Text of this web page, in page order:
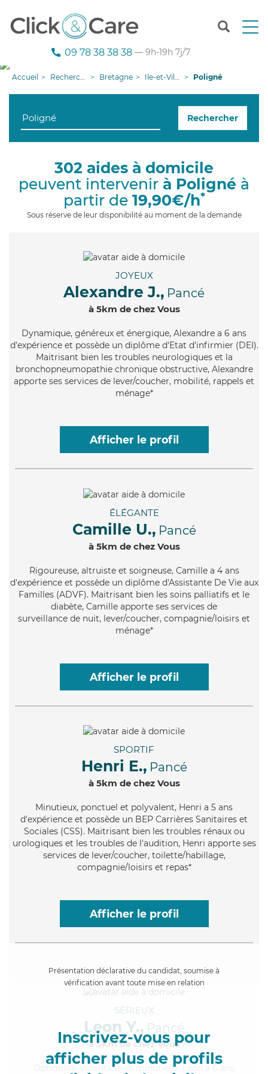
T
n
g
09 78 38 38 38 — 9h-19h 7j/7
Accueil Recherche aide à domicile Bretagne Ile-et-Vilaine Poligné
Rechercher
302 aides à domicile
peuvent intervenir à Poligné à
partir de 19,90€/h*
Sous réserve de leur disponibilité au moment de la demande
JOYEUX
Alexandre J., Pancé
à 5km de chez Vous
Dynamique, généreux et énergique, Alexandre a 6 ans
d'expérience et possède un diplôme d'Etat d'infirmier (DEI).
Maitrisant bien les troubles neurologiques et la
bronchopneumopathie chronique obstructive, Alexandre
apporte ses services de lever/coucher, mobilité, rappels et
ménage*
Afficher le profil
ÉLÉGANTE
Camille U., Pancé
à 5km de chez Vous
Rigoureuse, altruiste et soigneuse, Camille a 4 ans
d'expérience et possède un diplôme d'Assistante De Vie aux
Familles (ADVF). Maitrisant bien les soins palliatifs et le
diabète, Camille apporte ses services de
surveillance de nuit, lever/coucher, compagnie/loisirs et
ménage*
Afficher le profil
SPORTIF
Henri E., Pancé
à 5km de chez Vous
Minutieux, ponctuel et polyvalent, Henri a 5 ans
d'expérience et possède un BEP Carrières Sanitaires et
Sociales (CSS). Maitrisant bien les troubles rénaux ou
urologiques et les troubles de l'audition, Henri apporte ses
services de lever/coucher, toilette/habillage,
compagnie/loisirs et repas*
Afficher le profil
Présentation déclarative du candidat, soumise à
vérification avant toute mise en relation
Inscrivez-vous pour
afficher plus de profils
SÉRIEUX
Leon Y., Pancé
à 5km de chez Vous
, volontaire et minutieux, Leon a 6 ans